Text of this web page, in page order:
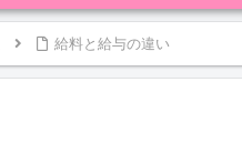
給料と給与の違い